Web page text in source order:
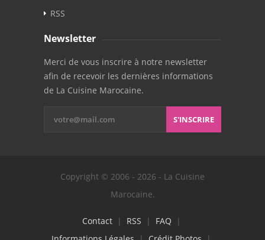
RSS
Newsletter
Merci de vous inscrire à notre newsletter
afin de recevoir les dernières informations
de La Cuisine Marocaine.
S'INSCRIRE
Copyright © 2006 - 2026 - La Cuisine
Marocaine.
Contact| RSS | FAQ |